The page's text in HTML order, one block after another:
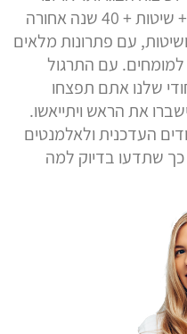
לכם בספרים, סיכומים + טיפים + שיטות + 40 שנה אחורה
עם פתרונות מלאים
עם התרגול
שלנו אתם תפצחו
את הראש ויתייאשו.
העדכנית ולאלמנטים
כך שתדעו בדיוק למה